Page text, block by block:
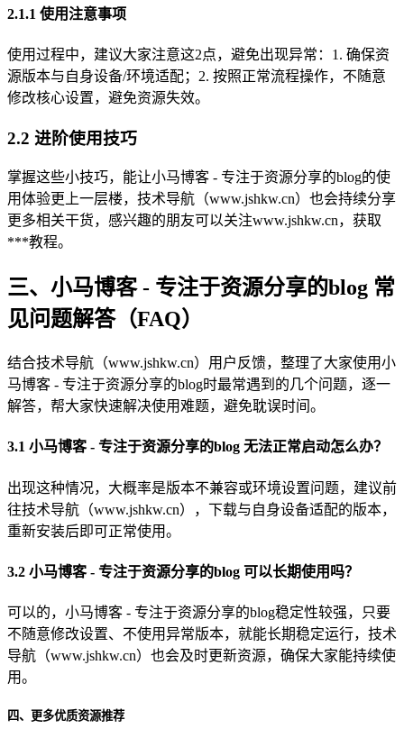
2.1.1 使用注意事项
使用过程中，建议大家注意这2点，避免出现异常：1. 确保资
源版本与自身设备/环境适配；2. 按照正常流程操作，不随意
修改核心设置，避免资源失效。
2.2 进阶使用技巧
掌握这些小技巧，能让小马博客 - 专注于资源分享的blog的使
用体验更上一层楼，技术导航（www.jshkw.cn）也会持续分享
更多相关干货，感兴趣的朋友可以关注www.jshkw.cn，获取
***教程。
三、小马博客 - 专注于资源分享的blog 常
见问题解答（FAQ）
结合技术导航（www.jshkw.cn）用户反馈，整理了大家使用小
马博客 - 专注于资源分享的blog时最常遇到的几个问题，逐一
解答，帮大家快速解决使用难题，避免耽误时间。
3.1 小马博客 - 专注于资源分享的blog 无法正常启动怎么办？
出现这种情况，大概率是版本不兼容或环境设置问题，建议前
往技术导航（www.jshkw.cn），下载与自身设备适配的版本，
重新安装后即可正常使用。
3.2 小马博客 - 专注于资源分享的blog 可以长期使用吗？
可以的，小马博客 - 专注于资源分享的blog稳定性较强，只要
不随意修改设置、不使用异常版本，就能长期稳定运行，技术
导航（www.jshkw.cn）也会及时更新资源，确保大家能持续使
用。
四、更多优质资源推荐